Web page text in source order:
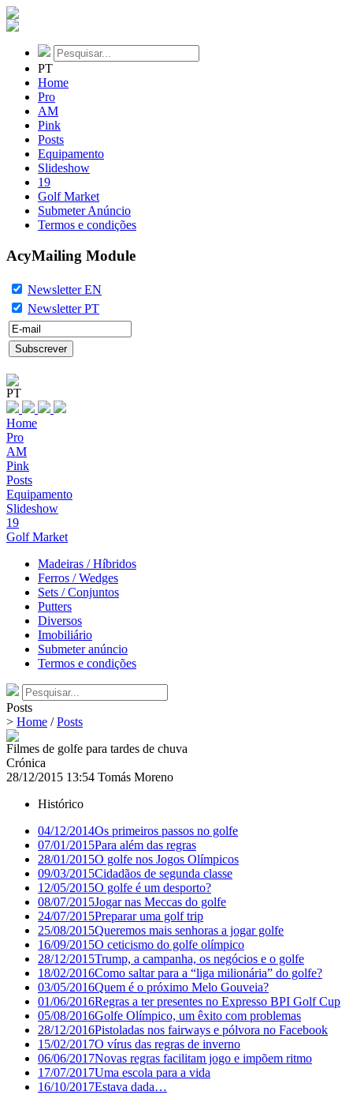
PT
Home
Pro
AM
Pink
Posts
Equipamento
Slideshow
19
Golf Market
Submeter Anúncio
Termos e condições
AcyMailing Module
Newsletter EN
Newsletter PT
PT
Home
Pro
AM
Pink
Posts
Equipamento
Slideshow
19
Golf Market
Madeiras / Híbridos
Ferros / Wedges
Sets / Conjuntos
Putters
Diversos
Imobiliário
Submeter anúncio
Termos e condições
Posts
> Home /Posts
Filmes de golfe para tardes de chuva
Crónica
28/12/2015 13:54 Tomás Moreno
Histórico
04/12/2014Os primeiros passos no golfe
07/01/2015Para além das regras
28/01/2015O golfe nos Jogos Olímpicos
09/03/2015Cidadãos de segunda classe
12/05/2015O golfe é um desporto?
08/07/2015Jogar nas Meccas do golfe
24/07/2015Preparar uma golf trip
25/08/2015Queremos mais senhoras a jogar golfe
16/09/2015O ceticismo do golfe olímpico
28/12/2015Trump, a campanha, os negócios e o golfe
18/02/2016Como saltar para a “liga milionária” do golfe?
03/05/2016Quem é o próximo Melo Gouveia?
01/06/2016Regras a ter presentes no Expresso BPI Golf Cup
05/08/2016Golfe Olímpico, um êxito com problemas
28/12/2016Pistoladas nos fairways e pólvora no Facebook
15/02/2017O vírus das regras de inverno
06/06/2017Novas regras facilitam jogo e impõem ritmo
17/07/2017Uma escola para a vida
16/10/2017Estava dada…